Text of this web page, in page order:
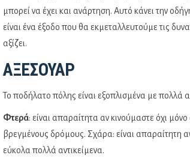
μπορεί να έχει και ανάρτηση. Αυτό κάνει την
είναι ένα έξοδο που θα εκμεταλλευτούμε τις
αξίζει.
ΑΞΕΣΟΥΆΡ
Το ποδήλατο πόλης είναι εξοπλισμένα με πολλά
Φτερά: είναι απαραίτητα αν κινούμαστε όχι
βρεγμένους δρόμους. Σχάρα: είναι απαραίτητη
εύκολα πολλά αντικείμενα.